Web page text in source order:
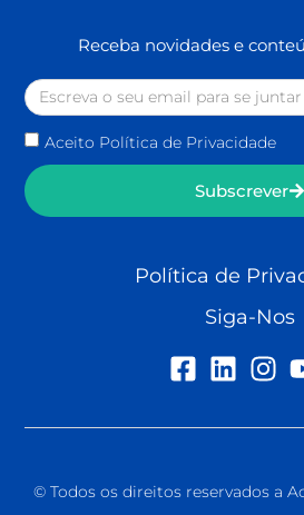
Receba novidades e
Aceito Política de Privacidade
Subscrever
Política de
Siga-Nos
© Todos os direitos reservados a